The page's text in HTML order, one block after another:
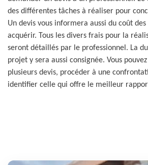
des différentes tâches à réaliser pour
Un devis vous informera aussi du coût
acquérir. Tous les divers frais pour la
seront détaillés par le professionnel. La
projet y sera aussi consignée. Vous
plusieurs devis, procéder à une
identifier celle qui offre le meilleur